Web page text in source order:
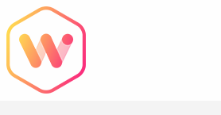
au
contenu
principal